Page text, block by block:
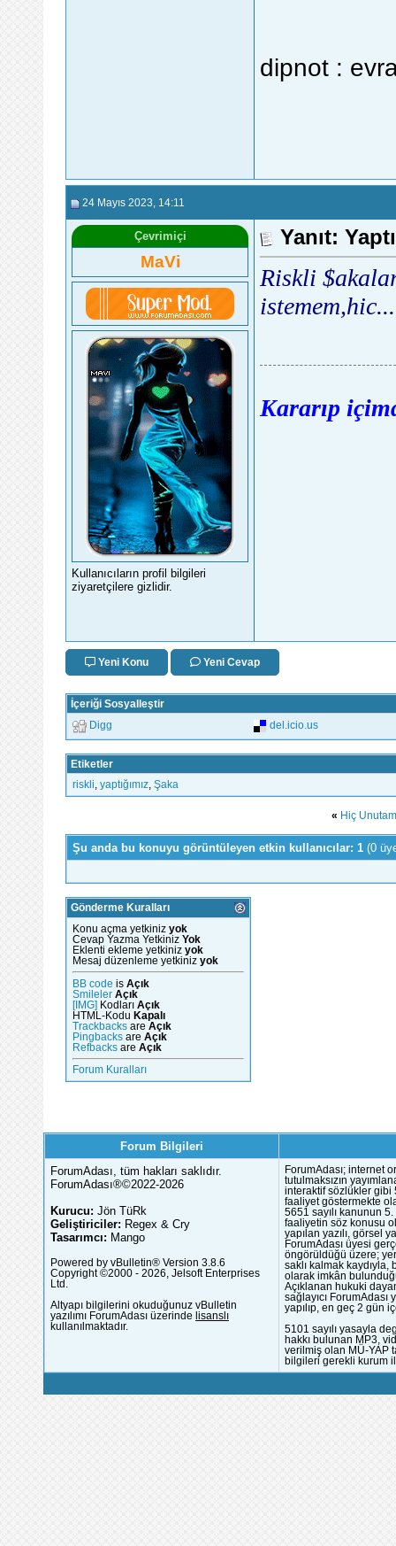
dipnot :
24 Mayıs 2023 , 14:11
Çevrimiçi
MaVi
Kullanıcıların profil bilgileri
ziyaretçilere gizlidir.
Yanıt:
Riskli
istemem,hic...
Kararıp
Yeni Konu Yeni Cevap
İçeriği Sosyalleştir
Digg del.icio.us
Etiketler
riskli yaptığımız Şaka
« Hiç
Şu anda bu konuyu görüntüleyen etkin kullanıcılar: 1 (0
Gönderme Kuralları
Konu açma yetkiniz yok
Cevap Yazma Yetkiniz Yok
Eklenti ekleme yetkiniz yok
Mesaj düzenleme yetkiniz yok
BB code is Açık
Smileler Açık
[IMG] Kodları Açık
HTML-Kodu Kapalı
Trackbacks are Açık
Pingbacks are Açık
Refbacks are Açık
Forum Kuralları
Forum Bilgileri
ForumAdası, tüm hakları saklıdır.
ForumAdası®©2022-2026
Kurucu: Jön TüRk
Geliştiriciler: Regex & Cry
Tasarımcı: Mango
Powered by vBulletin® Version 3.8.6
Copyright ©2000 - 2026, Jelsoft Enterprises
Ltd.
Altyapı bilgilerini okuduğunuz vBulletin
yazılımı ForumAdası üzerinde lisanslı
kullanılmaktadır.
ForumAdası; internet
tutulmaksızın
interaktif sözlükler gibi
faaliyet göstermekte
5651 sayılı kanunun
faaliyetin söz konusu
yapılan yazılı, görsel
ForumAdası üyesi
öngörüldüğü üzere;
saklı kalmak
olarak imkân
Açıklanan hukuki
sağlayıcı
yapılıp, en geç 2 gün
5101 sayılı yasayla
hakkı bulunan MP3,
verilmiş olan MÜ-YAP
bilgileri gerekli kurum